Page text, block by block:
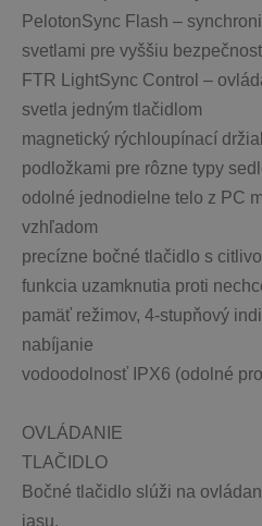
PelotonSync Flash –
svetlami pre vyššiu
FTR LightSync Control –
svetla jedným tlačidlom
magnetický rýchloupínací
podložkami pre rôzne typy
odolné jednodielne telo z PC
vzhľadom
precízne bočné tlačidlo s
funkcia uzamknutia proti
pamäť režimov, 4-stupňový
nabíjanie
vodoodolnosť IPX6 (odolné
OVLÁDANIE
TLAČIDLO
Bočné tlačidlo slúži na
jasu.